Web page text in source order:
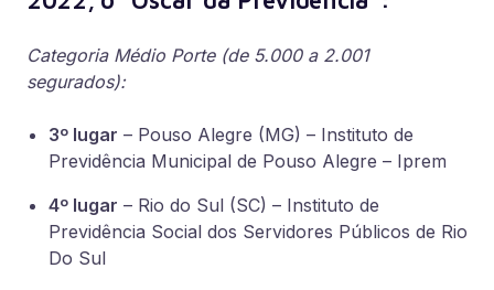
Categoria Médio Porte (de 5.000 a 2.001
segurados):
3º lugar – Pouso Alegre (MG) – Instituto de
Previdência Municipal de Pouso Alegre – Iprem
4º lugar – Rio do Sul (SC) – Instituto de
Previdência Social dos Servidores Públicos de Rio
Do Sul